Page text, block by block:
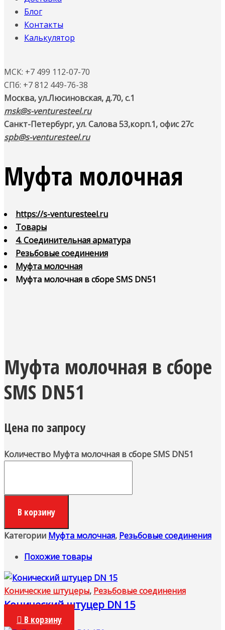
Блог
Контакты
Калькулятор
МСК: +7 499 112-07-70
СПб: +7 812 449-76-38
Москва, ул.Люсиновская, д.70, с.1
msk@s-venturesteel.ru
Санкт-Петербург, ул. Салова 53,корп.1, офис 27с
spb@s-venturesteel.ru
Муфта молочная
https://s-venturesteel.ru
Товары
4. Соединительная арматура
Резьбовые соединения
Муфта молочная
Муфта молочная в сборе SMS DN51
Муфта молочная в сборе
SMS DN51
Цена по запросу
Количество Муфта молочная в сборе SMS DN51
В корзину
Категории Муфта молочная, Резьбовые соединения
Похожие товары
Конические штуцеры, Резьбовые соединения
Конический штуцер DN 15
В корзину